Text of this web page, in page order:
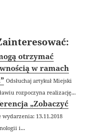
otrzymać
w ramach
Odsłuchaj artykuł Miejski
rozpoczyna realizację...
„Zobaczyć
13.11.2018
i...